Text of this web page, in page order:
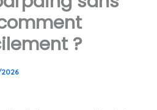
?